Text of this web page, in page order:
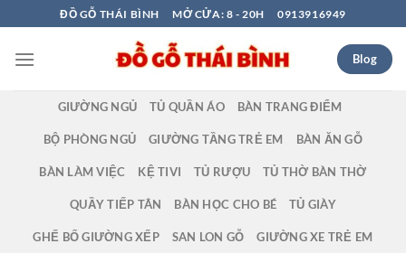
qua
nội
ĐỒ GỖ THÁI BÌNH MỞ CỬA: 8 - 20H 0913916949
Blog
GIƯỜNG NGỦ TỦ QUẦN ÁO BÀN TRANG ĐIỂM
BỘ PHÒNG NGỦ GIƯỜNG TẦNG TRẺ EM BÀN ĂN GỖ
BÀN LÀM VIỆC KỆ TIVI TỦ RƯỢU TỦ THỜ BÀN THỜ
QUẦY TIẾP TÂN BÀN HỌC CHO BÉ TỦ GIÀY
GHẾ BỐ GIƯỜNG XẾP SAN LON GỖ GIƯỜNG XE TRẺ EM